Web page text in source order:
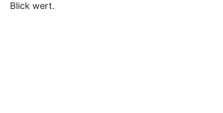
Blick wert.